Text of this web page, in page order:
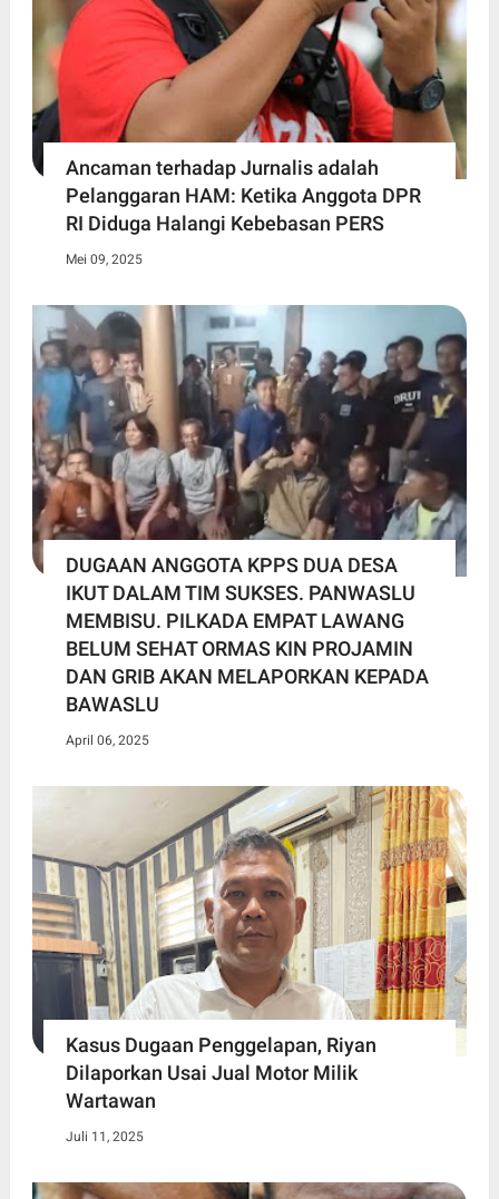
Ancaman terhadap Jurnalis adalah
Pelanggaran HAM: Ketika Anggota DPR
RI Diduga Halangi Kebebasan PERS
Mei 09, 2025
DUGAAN ANGGOTA KPPS DUA DESA
IKUT DALAM TIM SUKSES. PANWASLU
MEMBISU. PILKADA EMPAT LAWANG
BELUM SEHAT ORMAS KIN PROJAMIN
DAN GRIB AKAN MELAPORKAN KEPADA
BAWASLU
April 06, 2025
Kasus Dugaan Penggelapan, Riyan
Dilaporkan Usai Jual Motor Milik
Wartawan
Juli 11, 2025